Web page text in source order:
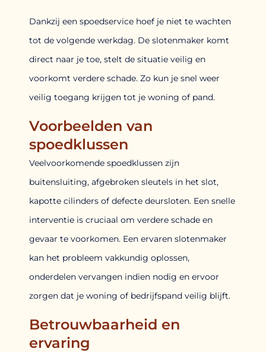
Dankzij een spoedservice hoef je niet te wachten
tot de volgende werkdag. De slotenmaker komt
direct naar je toe, stelt de situatie veilig en
voorkomt verdere schade. Zo kun je snel weer
veilig toegang krijgen tot je woning of pand.
Voorbeelden van
spoedklussen
Veelvoorkomende spoedklussen zijn
buitensluiting, afgebroken sleutels in het slot,
kapotte cilinders of defecte deursloten. Een snelle
interventie is cruciaal om verdere schade en
gevaar te voorkomen. Een ervaren slotenmaker
kan het probleem vakkundig oplossen,
onderdelen vervangen indien nodig en ervoor
zorgen dat je woning of bedrijfspand veilig blijft.
Betrouwbaarheid en
ervaring